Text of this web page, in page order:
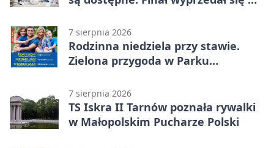
7 sierpnia 2026
Rodzinna niedziela przy stawie.
Zielona przygoda w Parku
7 sierpnia 2026
TS Iskra II Tarnów poznała rywalki
w Małopolskim Pucharze Polski